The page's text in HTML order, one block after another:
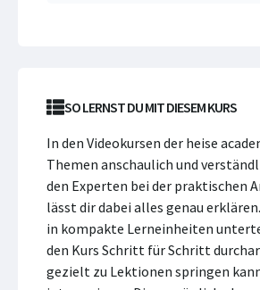
SO LERNST DU MIT DIESEM KURS
In den Videokursen der heise
Themen anschaulich und
den Experten bei der praktischen
lässt dir dabei alles genau
in kompakte Lerneinheiten
den Kurs Schritt für Schritt
gezielt zu Lektionen springen